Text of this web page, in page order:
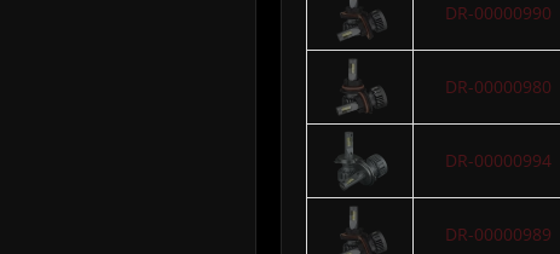
DR-00000990
DR-00000980
DR-00000994
DR-00000989